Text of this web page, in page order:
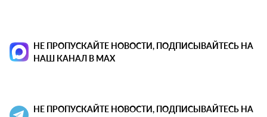
НЕ ПРОПУСКАЙТЕ НОВОСТИ, ПОДПИСЫВАЙТЕСЬ НА
НАШ КАНАЛ В MAX
НЕ ПРОПУСКАЙТЕ НОВОСТИ, ПОДПИСЫВАЙТЕСЬ НА